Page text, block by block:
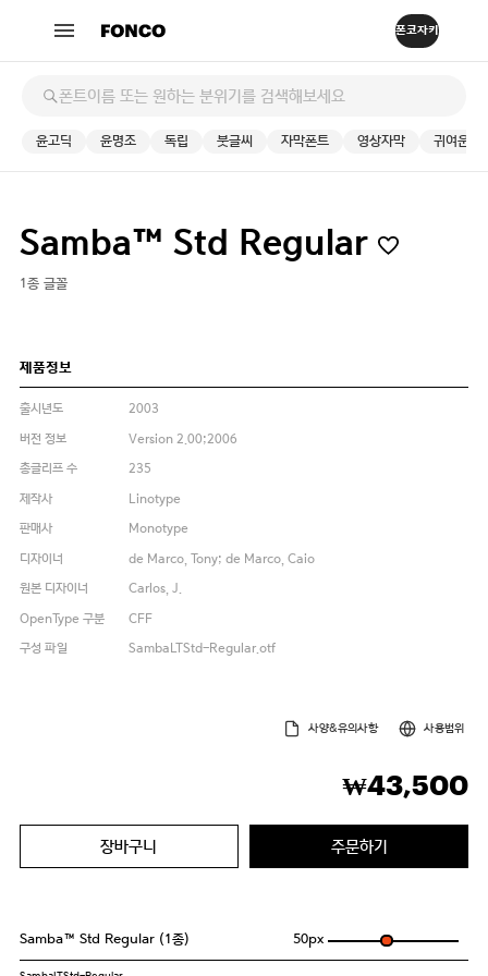
윤고딕 윤명조 독립 붓글씨 자막폰트 영상자막 귀여운
Samba™ Std Regular
1종 글꼴
제품정보
출시년도
2003
버전 정보
Version 2.00;2006
총글리프 수
235
제작사
Linotype
판매사
Monotype
디자이너
de Marco, Tony; de Marco, Caio
원본 디자이너
Carlos, J.
OpenType 구분
CFF
구성 파일
SambaLTStd-Regular.otf
사양&유의사항 사용범위
₩43,500
장바구니 주문하기
Samba™ Std Regular (1종) 50px